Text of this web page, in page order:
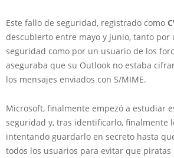
Este fallo de seguridad, registrado como
descubierto entre mayo y junio, tanto por
seguridad como por un usuario de los
aseguraba que su Outlook no estaba
los mensajes enviados con S/MIME.
Microsoft, finalmente empezó a estudiar
seguridad y, tras identificarlo, finalmente
intentando guardarlo en secreto hasta
todos los usuarios para evitar que